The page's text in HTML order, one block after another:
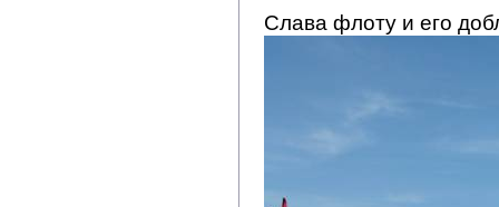
Слава флоту и его